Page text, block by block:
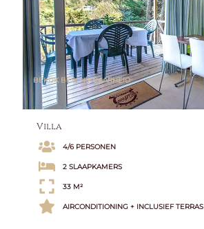
BEKIJK BESCHIKBAARHEID
Villa
4/6 PERSONEN
2 SLAAPKAMERS
33 M²
AIRCONDITIONING + INCLUSIEF TERRAS